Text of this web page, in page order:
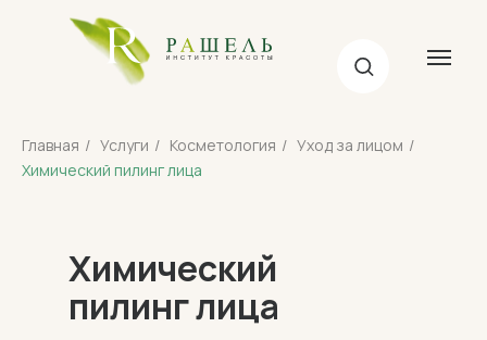
Главная / Услуги / Косметология / Уход за лицом /
Химический пилинг лица
Химический
пилинг лица